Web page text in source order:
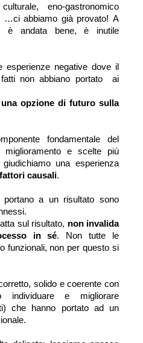
eno-gastronomico
…ci abbiamo già provato! A
è andata bene, è inutile
esperienze negative dove il
non abbiano portato  ai
opzione di futuro sulla
fondamentale del
e scelte più
una esperienza
fattori causali.
a un risultato sono
sul risultato, non invalida
in sé. Non tutte le
funzionali, non per questo si
solido e coerente con
individuare e migliorare
che hanno portato ad un